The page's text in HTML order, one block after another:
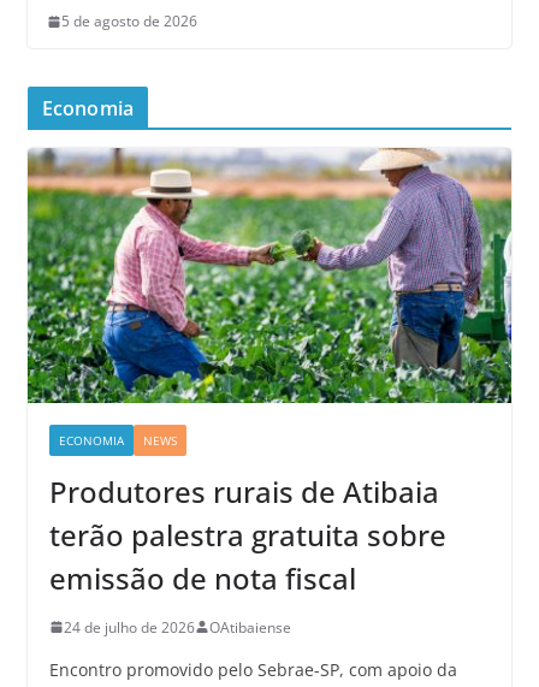
5 de agosto de 2026
Economia
ECONOMIA NEWS
Produtores rurais de Atibaia
terão palestra gratuita sobre
emissão de nota fiscal
24 de julho de 2026 OAtibaiense
Encontro promovido pelo Sebrae-SP, com apoio da